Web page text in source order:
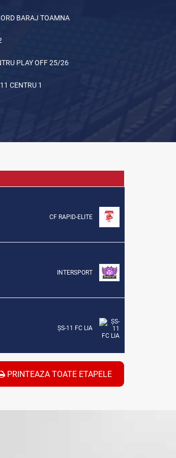
BARAJ TOAMNA
PLAY OFF 25/26
CENTRU 1
CF RAPID-ELITE
INTERSPORT
ȘS-11 FC LIA
PRINTEAZA TOATE ETAPELE